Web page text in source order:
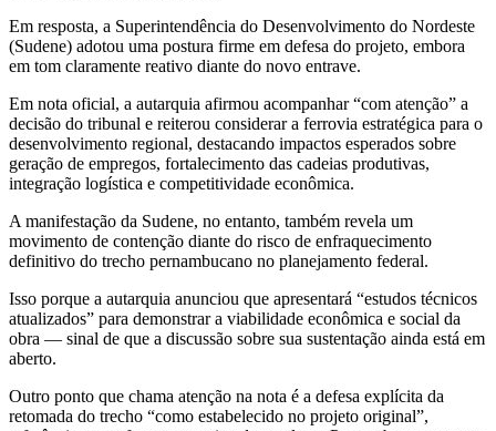
Em resposta, a Superintendência do Desenvolvimento do Nordeste
(Sudene) adotou uma postura firme em defesa do projeto, embora
em tom claramente reativo diante do novo entrave.
Em nota oficial, a autarquia afirmou acompanhar “com atenção” a
decisão do tribunal e reiterou considerar a ferrovia estratégica para o
desenvolvimento regional, destacando impactos esperados sobre
geração de empregos, fortalecimento das cadeias produtivas,
integração logística e competitividade econômica.
A manifestação da Sudene, no entanto, também revela um
movimento de contenção diante do risco de enfraquecimento
definitivo do trecho pernambucano no planejamento federal.
Isso porque a autarquia anunciou que apresentará “estudos técnicos
atualizados” para demonstrar a viabilidade econômica e social da
obra — sinal de que a discussão sobre sua sustentação ainda está em
aberto.
Outro ponto que chama atenção na nota é a defesa explícita da
retomada do trecho “como estabelecido no projeto original”,